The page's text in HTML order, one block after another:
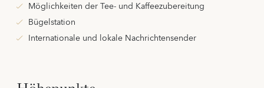
Möglichkeiten der Tee- und Kaffeezubereitung
Bügelstation
Internationale und lokale Nachrichtensender